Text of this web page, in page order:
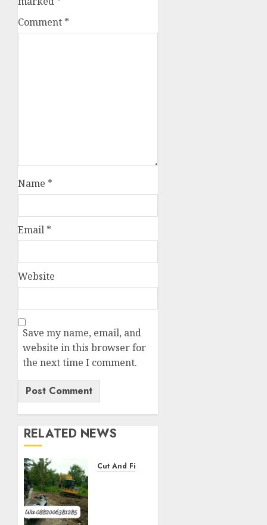
Comment *
Name *
Email *
Website
Save my name, email, and
website in this browser for
the next time I comment.
RELATED NEWS
Cut And Fill